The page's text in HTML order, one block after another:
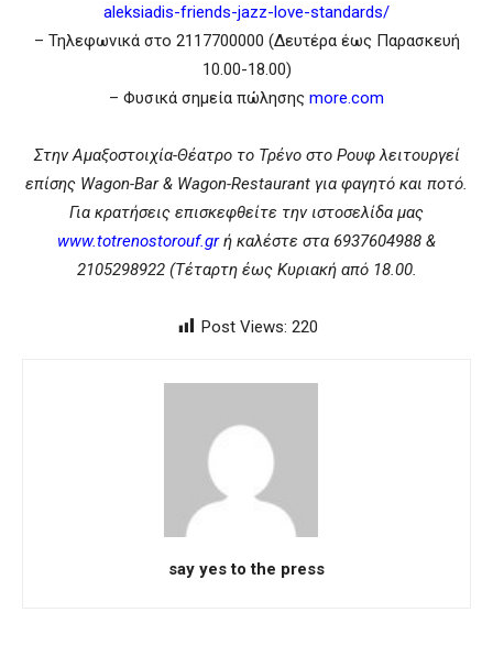
aleksiadis-friends-jazz-love-standards/
– Τηλεφωνικά στο 2117700000 (Δευτέρα έως Παρασκευή
10.00-18.00)
– Φυσικά σημεία πώλησης more.com
Στην Αμαξοστοιχία-Θέατρο το Τρένο στο Ρουφ λειτουργεί
επίσης Wagon-Bar & Wagon-Restaurant για φαγητό και ποτό.
Για κρατήσεις επισκεφθείτε την ιστοσελίδα μας
www.totrenostorouf.grή καλέστε στα 6937604988 &
2105298922 (Τέταρτη έως Κυριακή από 18.00.
Post Views: 220
say yes to the press